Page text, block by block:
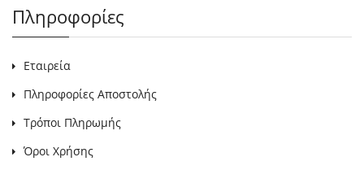
Πληροφορίες
Εταιρεία
Πληροφορίες Αποστολής
Τρόποι Πληρωμής
Όροι Χρήσης